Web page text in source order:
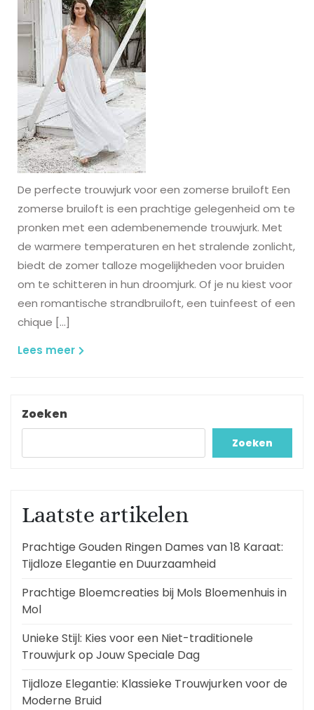
De perfecte trouwjurk voor een zomerse bruiloft Een
zomerse bruiloft is een prachtige gelegenheid om te
pronken met een adembenemende trouwjurk. Met
de warmere temperaturen en het stralende zonlicht,
biedt de zomer talloze mogelijkheden voor bruiden
om te schitteren in hun droomjurk. Of je nu kiest voor
een romantische strandbruiloft, een tuinfeest of een
chique […]
Lees meer Lees
Zoeken
Zoeken
Laatste artikelen
Prachtige Gouden Ringen Dames van 18 Karaat:
Tijdloze Elegantie en Duurzaamheid
Prachtige Bloemcreaties bij Mols Bloemenhuis in
Mol
Unieke Stijl: Kies voor een Niet-traditionele
Trouwjurk op Jouw Speciale Dag
Tijdloze Elegantie: Klassieke Trouwjurken voor de
Moderne Bruid